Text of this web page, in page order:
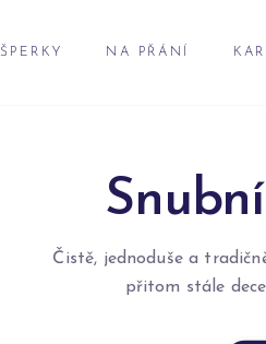
ŠPERKY NA PŘÁNÍ
Čistě, jednoduše a
přitom stále